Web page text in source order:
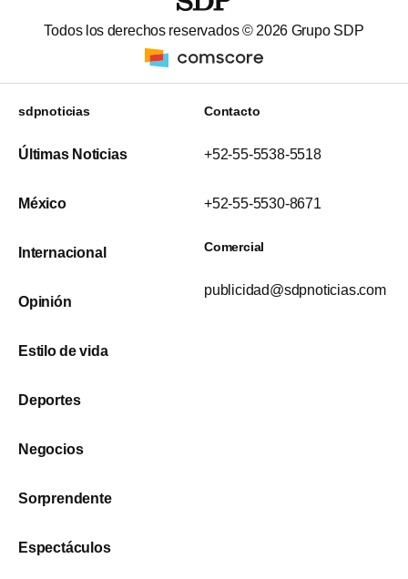
Todos los derechos reservados © 2026 Grupo SDP
sdpnoticias
Últimas Noticias
México
Internacional
Opinión
Estilo de vida
Deportes
Negocios
Sorprendente
Espectáculos
Contacto
+52-55-5538-5518
+52-55-5530-8671
Comercial
publicidad@sdpnoticias.com